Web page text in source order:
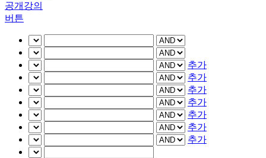
공개강의
버튼
추가
추가
추가
추가
추가
추가
추가